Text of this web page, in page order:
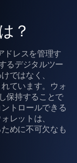
？
ドレスを管理す
るデジタルツー
ではなく、
ています。ウォ
保持することで
トロールできる
レットは、
めに不可欠なも